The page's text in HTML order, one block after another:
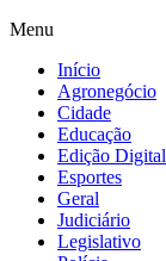
Menu
Início
Agronegócio
Cidade
Educação
Edição Digital
Esportes
Geral
Judiciário
Legislativo